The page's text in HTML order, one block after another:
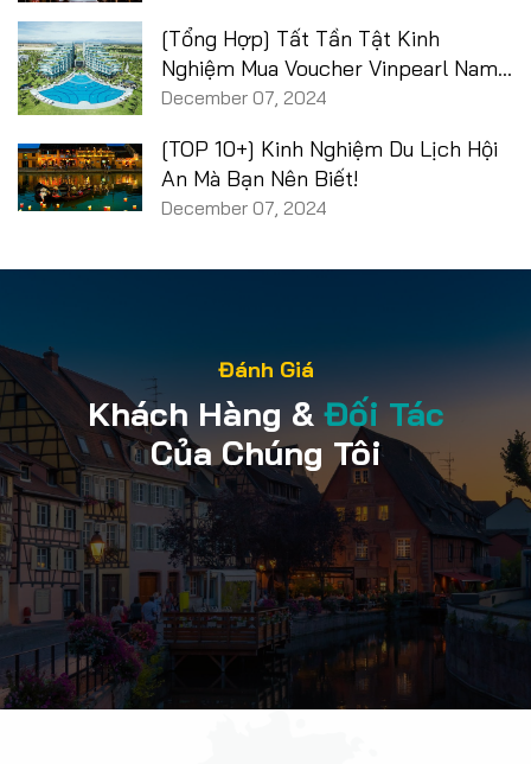
[Tổng Hợp] Tất Tần Tật Kinh
Nghiệm Mua Voucher Vinpearl Nam
Hội An
December 07, 2024
[TOP 10+] Kinh Nghiệm Du Lịch Hội
An Mà Bạn Nên Biết!
December 07, 2024
Đánh Giá
Khách Hàng & Đối Tác
Của Chúng Tôi